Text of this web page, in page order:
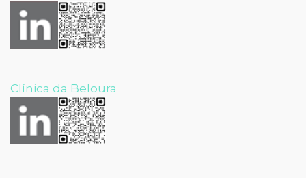
Clínica da Beloura